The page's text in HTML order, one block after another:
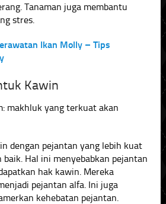
Tanaman juga membantu
stres.
Ikan Molly – Tips
Kawin
makhluk yang terkuat akan
dengan pejantan yang lebih kuat
baik. Hal ini menyebabkan pejantan
hak kawin. Mereka
pejantan alfa. Ini juga
kehebatan pejantan.